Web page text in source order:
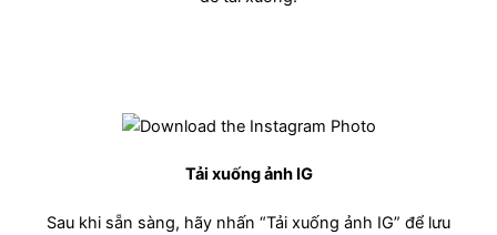
Tải xuống ảnh IG
Sau khi sẵn sàng, hãy nhấn “Tải xuống ảnh IG” để lưu